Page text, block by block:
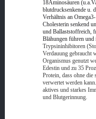
18Aminosäuren
blutdrucksenkende u.
Verhältnis an
Cholesterin senkend
und Ballaststoffreich,
Blähungen führen
Trypsininhibitoren
Verdauung gebraucht
Organismus genutzt
Edestin und zu 35
Protein, dass ohne die
verwertet werden
aktives und starkes
und Blutgerinnung.